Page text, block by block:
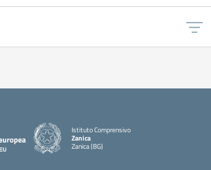
Istituto Comprensivo
Zanica
Zanica (BG)